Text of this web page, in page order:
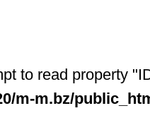
to read property
m-m.bz/